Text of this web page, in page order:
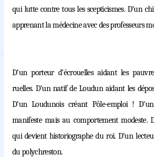
qui lutte contre tous les scepticismes. D’un
apprenant la médecine avec des professeurs
D’un porteur d’écrouelles aidant les
ruelles. D’un natif de Loudun aidant les
D’un Loudunois créant Pôle-emploi !
manifeste mais au comportement modeste.
qui devient historiographe du roi. D’un
du polychreston.